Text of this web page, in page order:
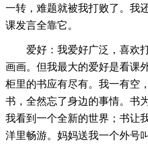
一转，难题就被我打败了。我
课发言全靠它。
爱好：我爱好广泛，喜欢
画画。但我最大的爱好是看课
柜里的书应有尽有。我一有空
书，全然忘了身边的事情。书
我看到一个全新的世界；书让
洋里畅游。妈妈送我一个外号叫